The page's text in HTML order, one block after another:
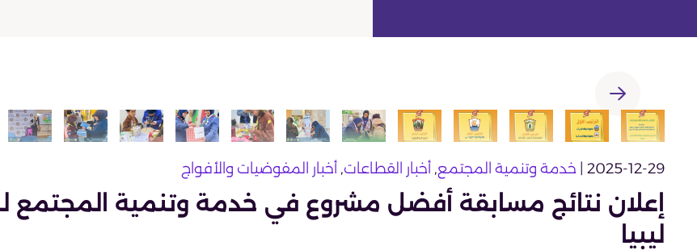
2025-12-29 | خدمة وتنمية المجتمع, أخبار القطاعات, أخبار المفوضيات والأفواج
إعلان نتائج مسابقة أفضل مشروع في خدمة وتنمية المجتمع
ليبيا